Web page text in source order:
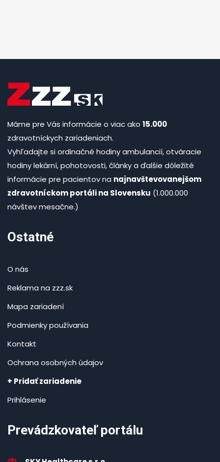
Máme pre Vás informácie o viac ako 15.000
zdravotníckych zariadeniach.
Vyhľadajte si ordinačné hodiny ambulancií, otváracie
hodiny lekární, pohotovosti, články a ďalšie dôležité
informácie pre pacientov na najnavštevovanejšom
zdravotníckom portáli na Slovensku (1.000.000
návštev mesačne.)
Ostatné
O nás
Reklama na zzz.sk
Mapa zariadení
Podmienky používania
Kontakt
Ochrana osobných údajov
+ Pridať zariadenie
Prihlásenie
Prevádzkovateľ portálu